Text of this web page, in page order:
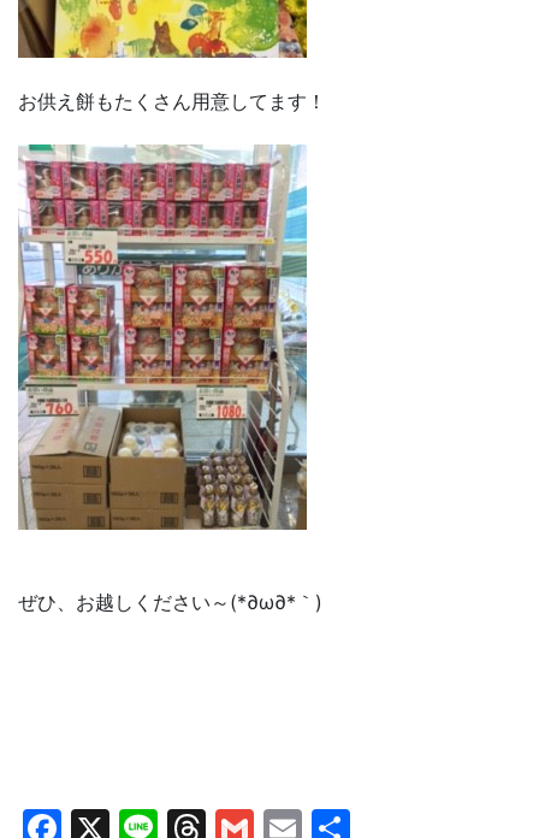
お供え餅もたくさん用意してます！
ぜひ、お越しください～(*∂ω∂*｀)
Facebook
X LineThreads
Gmail
Email